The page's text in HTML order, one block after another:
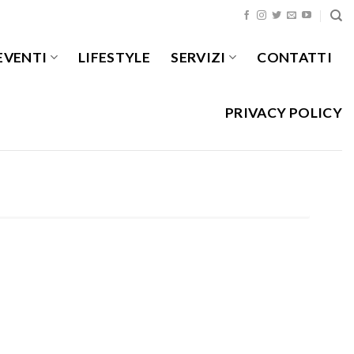
LIFESTYLE SERVIZI CONTATTI
PRIVACY POLICY